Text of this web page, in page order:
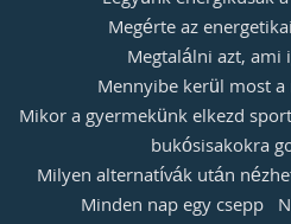
Megérte az
Megtalálni azt, ami
Mennyibe kerül most
Mikor a gyermekünk elkezd
bukósisakokra
Milyen alternatívák után
Minden nap egy csepp